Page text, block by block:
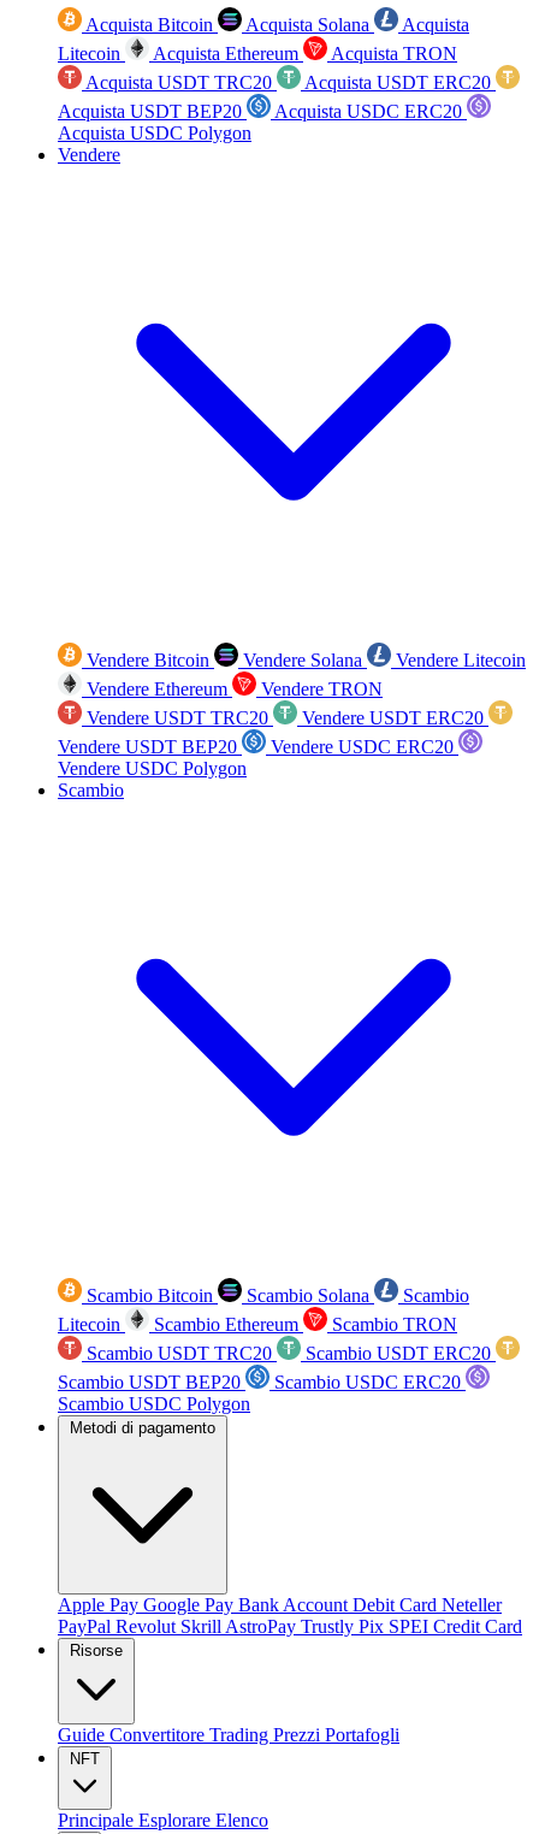
Acquista Bitcoin Acquista Solana
Acquista
Litecoin
Acquista Ethereum
Acquista TRON
Acquista USDT TRC20
Acquista USDT ERC20
Acquista USDT BEP20
Acquista USDC ERC20
Acquista USDC Polygon
Vendere
Vendere Bitcoin Vendere Solana
Vendere Litecoin
Vendere Ethereum
Vendere TRON
Vendere USDT TRC20
Vendere USDT ERC20
Vendere USDT BEP20
Vendere USDC ERC20
Vendere USDC Polygon
Scambio
Scambio Bitcoin Scambio Solana
Scambio
Litecoin
Scambio Ethereum
Scambio TRON
Scambio USDT TRC20
Scambio USDT ERC20
Scambio USDT BEP20
Scambio USDC ERC20
Scambio USDC Polygon
Metodi di pagamento
Apple Pay Google Pay Bank Account Debit Card Neteller
PayPal Revolut Skrill AstroPay Trustly Pix SPEI Credit Card
Risorse
Guide Convertitore Trading Prezzi Portafogli
NFT
Principale Esplorare Elenco